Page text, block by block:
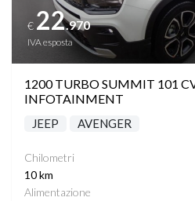
€ 22.970
IVA esposta
1200 TURBO SUMMIT 101
INFOTAINMENT
JEEP AVENGER
Chilometri
10 km
Alimentazione